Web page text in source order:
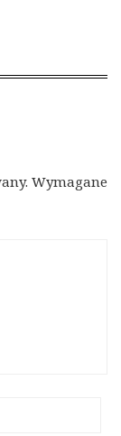
Wymagane